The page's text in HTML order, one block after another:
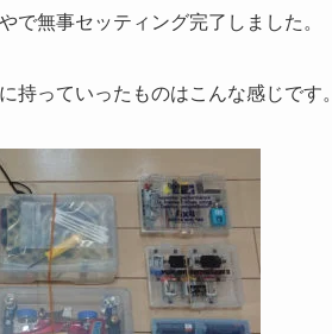
で無事セッティング完了しました。
持っていったものはこんな感じです。